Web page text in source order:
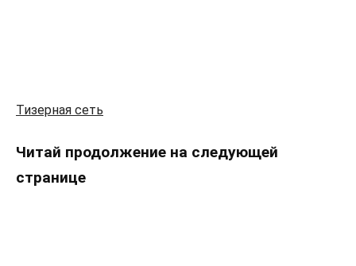
Тизерная сеть
Читай продолжение на следующей
странице